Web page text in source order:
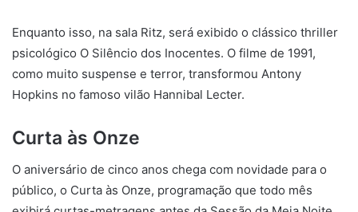
Enquanto isso, na sala Ritz, será exibido o clássico thriller
psicológico O Silêncio dos Inocentes. O filme de 1991,
como muito suspense e terror, transformou Antony
Hopkins no famoso vilão Hannibal Lecter.
Curta às Onze
O aniversário de cinco anos chega com novidade para o
público, o Curta às Onze, programação que todo mês